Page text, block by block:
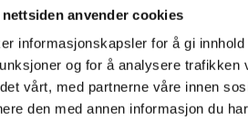
nettsiden anvender cookies
informasjonskapsler for å gi
og for å analysere
vårt, med partnerne våre innen
den med annen informasjon du
fre 08-16